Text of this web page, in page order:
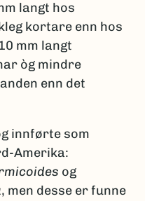
langt hos
kortare enn hos
mm langt
òg mindre
enn det
innførte som
Amerika:
og
, men desse er funne